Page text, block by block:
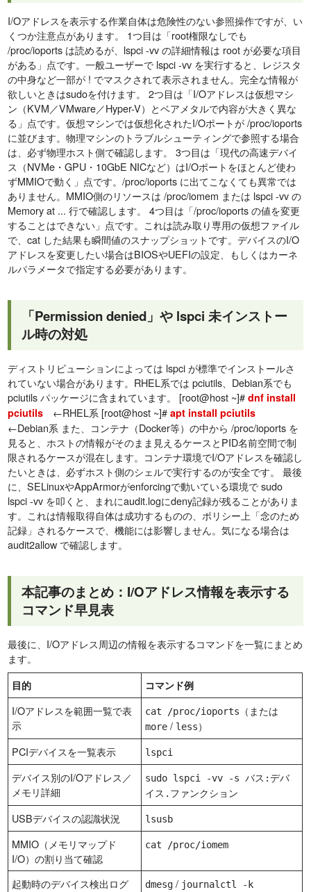
I/Oアドレスを表示する作業自体は危険性のない参照操作ですが、い
くつか注意点があります。 1つ目は「root権限なしでも
/proc/ioports は読めるが、lspci -vv の詳細情報は root が必要な項目
がある」点です。一般ユーザーで lspci -vv を実行すると、レジスタ
の中身など一部が ! でマスクされて表示されません。完全な情報が
欲しいときはsudoを付けます。 2つ目は「I/Oアドレスは仮想マシ
ン（KVM／VMware／Hyper-V）とベアメタルで内容が大きく異な
る」点です。仮想マシンでは仮想化されたI/Oポートが /proc/ioports
に並びます。物理マシンのトラブルシューティングで参照する場合
は、必ず物理ホスト側で確認します。 3つ目は「現代の高速デバイ
ス（NVMe・GPU・10GbE NICなど）はI/Oポートをほとんど使わ
ずMMIOで動く」点です。/proc/ioports に出てこなくても異常では
ありません。MMIO側のリソースは /proc/iomem または lspci -vv の
Memory at ... 行で確認します。 4つ目は「/proc/ioports の値を変更
することはできない」点です。これは読み取り専用の仮想ファイル
で、cat した結果も瞬間値のスナップショットです。デバイスのI/O
アドレスを変更したい場合はBIOSやUEFIの設定、もしくはカーネ
ルパラメータで指定する必要があります。
「Permission denied」や lspci 未インストー
ル時の対処
ディストリビューションによっては lspci が標準でインストールさ
れていない場合があります。RHEL系では pciutils、Debian系でも
pciutils パッケージに含まれています。 [root@host ~]#dnf install
pciutils ←RHEL系 [root@host ~]#apt install pciutils
←Debian系 また、コンテナ（Docker等）の中から /proc/ioports を
見ると、ホストの情報がそのまま見えるケースとPID名前空間で制
限されるケースが混在します。コンテナ環境でI/Oアドレスを確認し
たいときは、必ずホスト側のシェルで実行するのが安全です。 最後
に、SELinuxやAppArmorがenforcingで動いている環境で sudo
lspci -vv を叩くと、まれにaudit.logにdeny記録が残ることがありま
す。これは情報取得自体は成功するものの、ポリシー上「念のため
記録」されるケースで、機能には影響しません。気になる場合は
audit2allow で確認します。
本記事のまとめ：I/Oアドレス情報を表示する
コマンド早見表
最後に、I/Oアドレス周辺の情報を表示するコマンドを一覧にまとめ
ます。
目的 コマンド例
I/Oアドレスを範囲一覧で表
示
cat /proc/ioports （または
more / less）
PCIデバイスを一覧表示
lspci
デバイス別のI/Oアドレス／
メモリ詳細
sudo lspci -vv -s バス:デバ
イス.ファンクション
USBデバイスの認識状況 lsusb
MMIO（メモリマップド
I/O）の割り当て確認
cat /proc/iomem
起動時のデバイス検出ログ dmesg / journalctl -k